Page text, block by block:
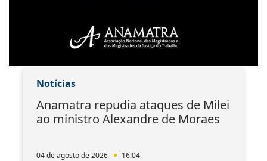
Notícias
Anamatra repudia ataques de Milei
ao ministro Alexandre de Moraes
04 de agosto de 2026 16:04